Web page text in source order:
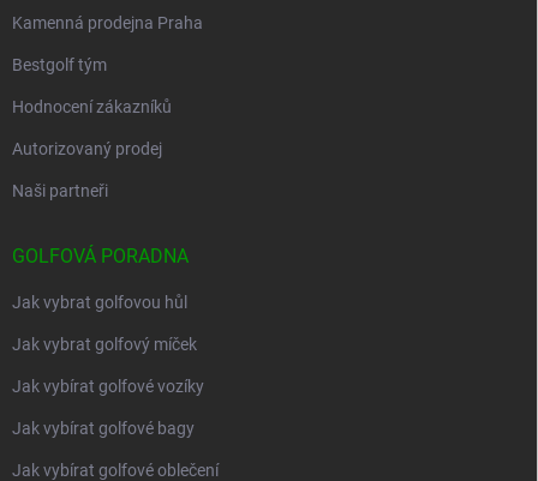
Kamenná prodejna Praha
Bestgolf tým
Hodnocení zákazníků
Autorizovaný prodej
Naši partneři
GOLFOVÁ PORADNA
Jak vybrat golfovou hůl
Jak vybrat golfový míček
Jak vybírat golfové vozíky
Jak vybírat golfové bagy
Jak vybírat golfové oblečení